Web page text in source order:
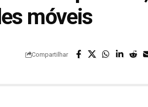
móveis
Compartilhar